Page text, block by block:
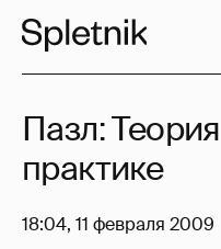
Пазл:
практике
18:04, 11 февраля 2009